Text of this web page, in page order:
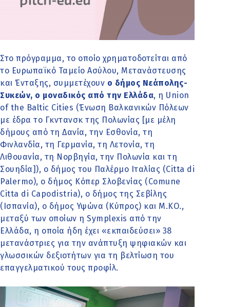
Στο πρόγραμμα, το οποίο χρηματοδοτείται από
το Ευρωπαϊκό Ταμείο Ασύλου, Μετανάστευσης
και Ένταξης, συμμετέχουν ο δήμος Νεάπολης-
Συκεών, ο μοναδικός από την Ελλάδα, η Union
of the Baltic Cities (Ένωση Βαλκανικών Πόλεων
με έδρα το Γκντανσκ της Πολωνίας [με μέλη
δήμους από τη Δανία, την Εσθονία, τη
Φινλανδία, τη Γερμανία, τη Λετονία, τη
Λιθουανία, τη Νορβηγία, την Πολωνία και τη
Σουηδία]), ο δήμος του Παλέρμο Ιταλίας (Citta di
Palermo), ο δήμος Κόπερ Σλοβενίας (Comune
Citta di Capodistria), ο δήμος της Σεβίλης
(Ισπανία), ο δήμος Υψώνα (Κύπρος) και Μ.ΚΟ.,
μεταξύ των οποίων η Symplexis από την
Ελλάδα, η οποία ήδη έχει «εκπαιδεύσει» 38
μετανάστριες για την ανάπτυξη ψηφιακών και
γλωσσικών δεξιοτήτων για τη βελτίωση του
επαγγελματικού τους προφίλ.